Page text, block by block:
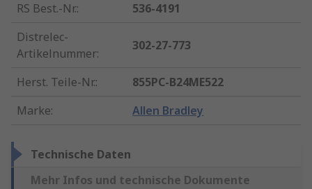
RS Best.-Nr.:
536-4191
Distrelec-
Artikelnummer:
302-27-773
Herst. Teile-Nr.:
855PC-B24ME522
Marke: Allen Bradley
Technische Daten
Mehr Infos und technische Dokumente